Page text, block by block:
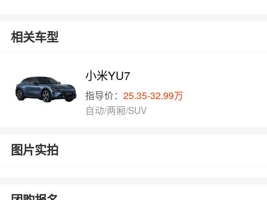
相关车型
小米YU7
指导价：25.35-32.99万
自动/两厢/SUV
图片实拍